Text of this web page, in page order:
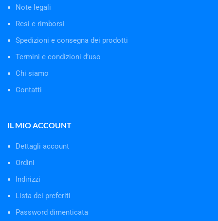
Note legali
Resi e rimborsi
Spedizioni e consegna dei prodotti
Termini e condizioni d’uso
Chi siamo
Contatti
IL MIO ACCOUNT
Dettagli account
Ordini
Indirizzi
Lista dei preferiti
Password dimenticata